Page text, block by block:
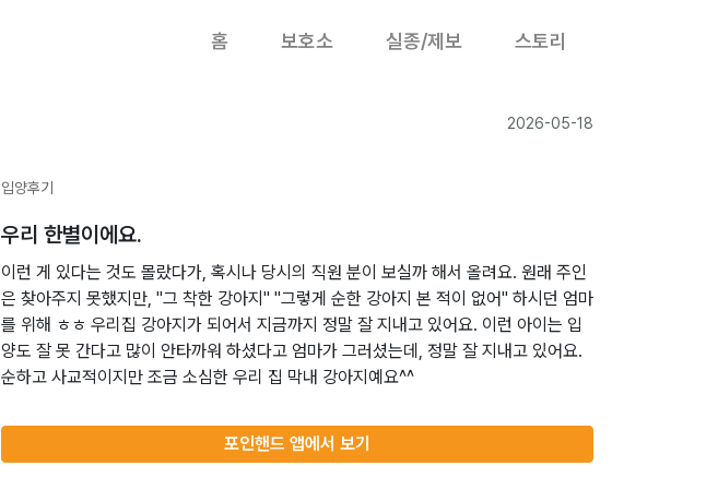
홈 보호소 실종/제보 스토리
2026-05-18
입양후기
우리 한별이에요.
이런 게 있다는 것도 몰랐다가, 혹시나 당시의 직원 분이 보실까 해서 올려요. 원래 주인
은 찾아주지 못했지만, "그 착한 강아지" "그렇게 순한 강아지 본 적이 없어" 하시던 엄마
를 위해 ㅎㅎ 우리집 강아지가 되어서 지금까지 정말 잘 지내고 있어요. 이런 아이는 입
양도 잘 못 간다고 많이 안타까워 하셨다고 엄마가 그러셨는데, 정말 잘 지내고 있어요.
순하고 사교적이지만 조금 소심한 우리 집 막내 강아지예요^^
포인핸드 앱에서 보기